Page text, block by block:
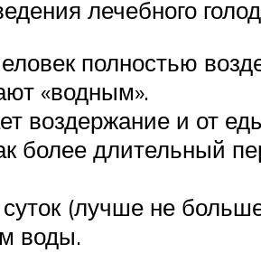
лечебного
полностью
«водным».
воздержание и от
более длительный
(лучше не
воды.